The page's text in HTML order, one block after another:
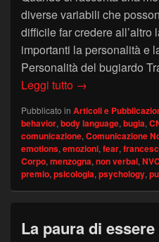
diverse variabili che
difficile far credere all’altro
importanti la personalità e
Personalità del bugiardo
Leggi tutto Analisi della
→
Pubblicato in Articoli e
behavior, body language, bugia,
comunicazione, Comunicazione
emotions, emozioni, fear,
Corpo, menzogna, non verbal, NVC
premio, psicologia, psychology,
La paura di